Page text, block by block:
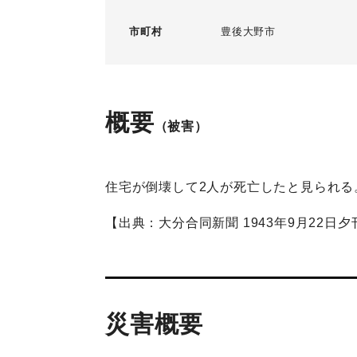
市町村 豊後大野市
概要 （被害）
住宅が倒壊して2人が死亡したと見られる
【出典：大分合同新聞 1943年9月22日夕
災害概要